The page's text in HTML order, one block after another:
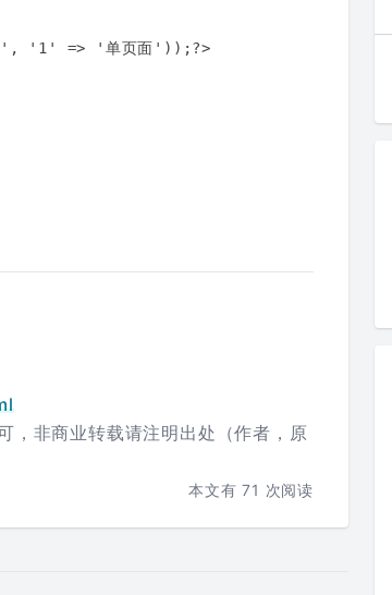
，非商业转载请注明出处（作者，原
本文有71 次阅读